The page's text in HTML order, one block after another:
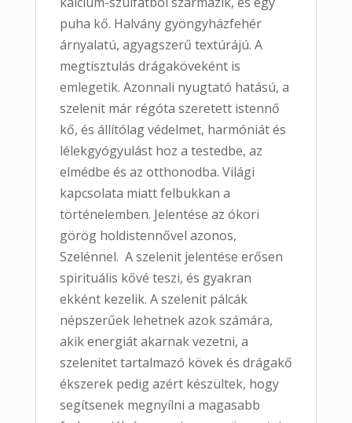
puha kő. Halvány gyöngyházfehér
árnyalatú, agyagszerű textúrájú. A
megtisztulás drágaköveként is
emlegetik. Azonnali nyugtató hatású, a
szelenit már régóta szeretett istennő
kő, és állítólag védelmet, harmóniát és
lélekgyógyulást hoz a testedbe, az
elmédbe és az otthonodba. Világi
kapcsolata miatt felbukkan a
történelemben. Jelentése az ókori
görög holdistennővel azonos,
Szelénnel. A szelenit jelentése erősen
spirituális kővé teszi, és gyakran
ekként kezelik. A szelenit pálcák
népszerűek lehetnek azok számára,
akik energiát akarnak vezetni, a
szelenitet tartalmazó kövek és drágakő
ékszerek pedig azért készültek, hogy
segítsenek megnyílni a magasabb